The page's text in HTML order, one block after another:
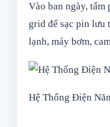
Vào ban ngày,
grid để sạc pin lưu
lạnh, máy bơm,
Hệ Thống Điện